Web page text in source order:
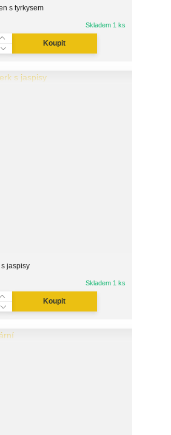
s tyrkysem
Skladem 1 ks
Koupit
jaspisy
Skladem 1 ks
Koupit